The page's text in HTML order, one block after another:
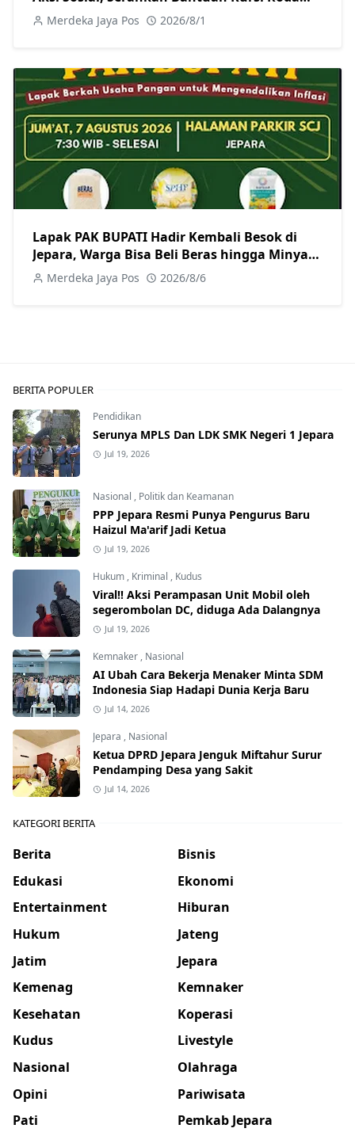
kepada Warga
Merdeka Jaya Pos 2026/8/1
Lapak PAK BUPATI Hadir Kembali Besok di
Jepara, Warga Bisa Beli Beras hingga Minyak
Goreng dengan Harga Terjangkau
Merdeka Jaya Pos 2026/8/6
BERITA POPULER
Pendidikan
Serunya MPLS Dan LDK SMK Negeri 1 Jepara
Jul 19, 2026
Nasional , Politik dan Keamanan
PPP Jepara Resmi Punya Pengurus Baru
Haizul Ma'arif Jadi Ketua
Jul 19, 2026
Hukum , Kriminal , Kudus
Viral!! Aksi Perampasan Unit Mobil oleh
segerombolan DC, diduga Ada Dalangnya
Jul 19, 2026
Kemnaker , Nasional
AI Ubah Cara Bekerja Menaker Minta SDM
Indonesia Siap Hadapi Dunia Kerja Baru
Jul 14, 2026
Jepara , Nasional
Ketua DPRD Jepara Jenguk Miftahur Surur
Pendamping Desa yang Sakit
Jul 14, 2026
KATEGORI BERITA
Berita
Bisnis
Edukasi
Ekonomi
Entertainment
Hiburan
Hukum
Jateng
Jatim
Jepara
Kemenag
Kemnaker
Kesehatan
Koperasi
Kudus
Livestyle
Nasional
Olahraga
Opini
Pariwisata
Pati
Pemkab Jepara